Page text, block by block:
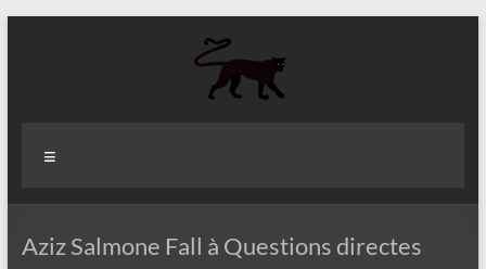
Fall
Internationaliste
Aziz Salmone Fall à Questions directes